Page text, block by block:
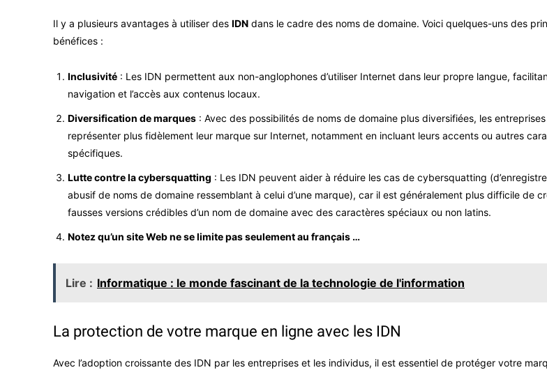
Il y a plusieurs avantages à utiliser des IDN dans le cadre des noms de domaine. Voici quelques-uns des
bénéfices :
Inclusivité : Les IDN permettent aux non-anglophones d’utiliser Internet dans leur propre langue,
navigation et l’accès aux contenus locaux.
Diversification de marques : Avec des possibilités de noms de domaine plus diversifiées, les
représenter plus fidèlement leur marque sur Internet, notamment en incluant leurs accents ou autres
spécifiques.
Lutte contre la cybersquatting : Les IDN peuvent aider à réduire les cas de cybersquatting
abusif de noms de domaine ressemblant à celui d’une marque), car il est généralement plus difficile de
fausses versions crédibles d’un nom de domaine avec des caractères spéciaux ou non latins.
Notez qu’un site Web ne se limite pas seulement au français …
Lire : Informatique : le monde fascinant de la technologie de l'information
La protection de votre marque en ligne avec les IDN
Avec l’adoption croissante des IDN par les entreprises et les individus, il est essentiel de protéger votre